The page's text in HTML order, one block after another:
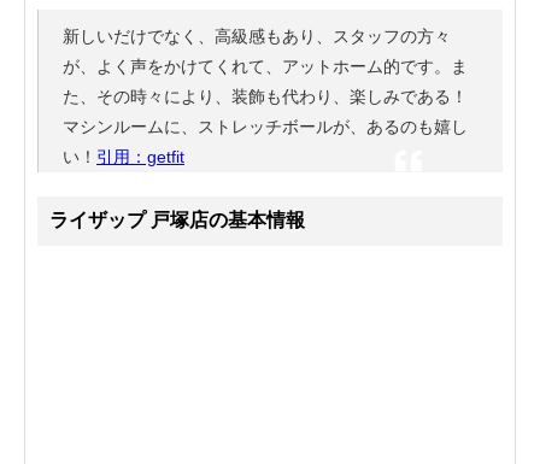
新しいだけでなく、高級感もあり、スタッフの方々
が、よく声をかけてくれて、アットホーム的です。ま
た、その時々により、装飾も代わり、楽しみである！
マシンルームに、ストレッチボールが、あるのも嬉し
い！ 引用：getfit
ライザップ 戸塚店の基本情報